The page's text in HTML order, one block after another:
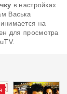
в настройках
Васька
на
для просмотра